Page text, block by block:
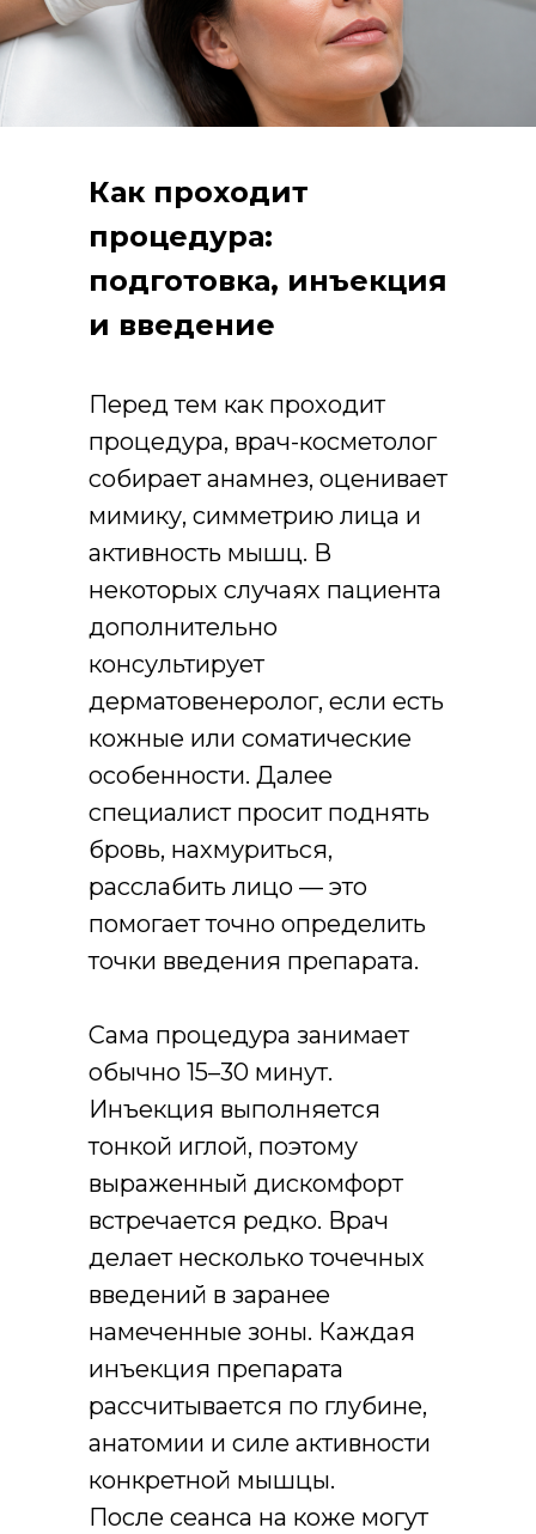
Как проходит
процедура:
подготовка, инъекция
и введение
Перед тем как проходит
процедура, врач-косметолог
собирает анамнез, оценивает
мимику, симметрию лица и
активность мышц. В
некоторых случаях пациента
дополнительно
консультирует
дерматовенеролог, если есть
кожные или соматические
особенности. Далее
специалист просит поднять
бровь, нахмуриться,
расслабить лицо — это
помогает точно определить
точки введения препарата.
Сама процедура занимает
обычно 15–30 минут.
Инъекция выполняется
тонкой иглой, поэтому
выраженный дискомфорт
встречается редко. Врач
делает несколько точечных
введений в заранее
намеченные зоны. Каждая
инъекция препарата
рассчитывается по глубине,
анатомии и силе активности
конкретной мышцы.
После сеанса на коже могут